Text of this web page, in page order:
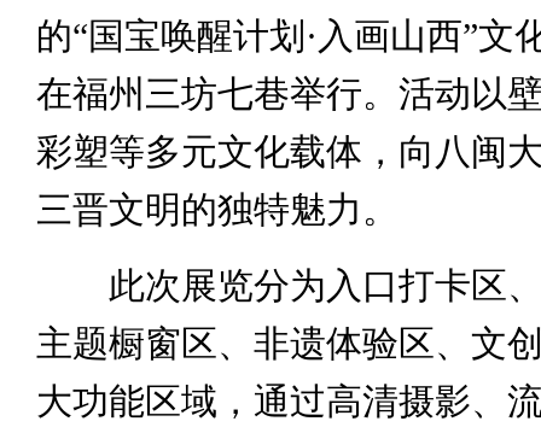
的“国宝唤醒计划·入画山西”文
在福州三坊七巷举行。活动以
彩塑等多元文化载体，向八闽
三晋文明的独特魅力。
此次展览分为入口打卡区、
主题橱窗区、非遗体验区、文
大功能区域，通过高清摄影、